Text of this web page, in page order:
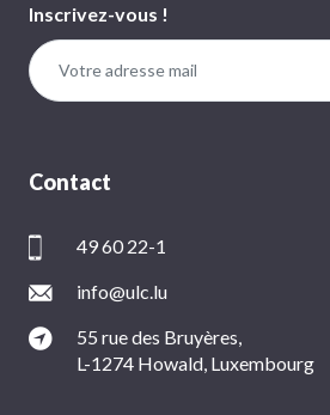
Inscrivez-vous !
Contact
49 60 22-1
info@ulc.lu
55 rue des Bruyères,
L-1274 Howald, Luxembourg